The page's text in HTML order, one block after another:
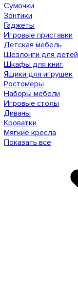
Сумочки
Зонтики
Гаджеты
Игровые приставки
Детская мебель
Шезлонги для детей
Шкафы для книг
Ящики для игрушек
Ростомеры
Наборы мебели
Игровые столы
Диваны
Кроватки
Мягкие кресла
Показать все